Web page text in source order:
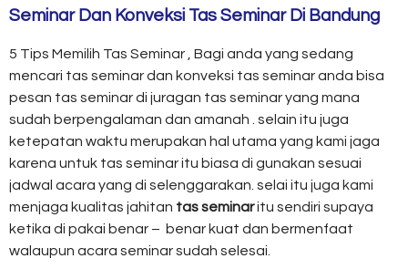
Seminar Dan Konveksi Tas Seminar Di Bandung
5 Tips Memilih Tas Seminar , Bagi anda yang sedang
mencari tas seminar dan konveksi tas seminar anda bisa
pesan tas seminar di juragan tas seminar yang mana
sudah berpengalaman dan amanah . selain itu juga
ketepatan waktu merupakan hal utama yang kami jaga
karena untuk tas seminar itu biasa di gunakan sesuai
jadwal acara yang di selenggarakan. selai itu juga kami
menjaga kualitas jahitan tas seminaritu sendiri supaya
ketika di pakai benar – benar kuat dan bermenfaat
walaupun acara seminar sudah selesai.